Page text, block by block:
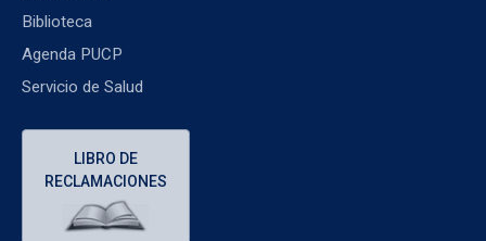
Biblioteca
Agenda PUCP
Servicio de Salud
LIBRO DE
RECLAMACIONES